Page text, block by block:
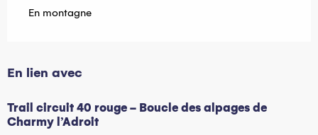
En montagne
En lien avec
Trail circuit 40 rouge - Boucle des alpages de
Charmy l’Adroit